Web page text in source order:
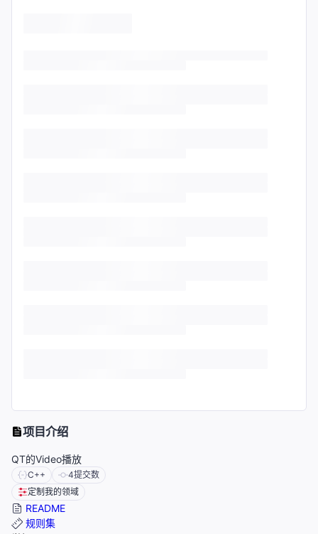
项目介绍
QT的Video播放
C++ 4提交数
定制我的领域
README
规则集